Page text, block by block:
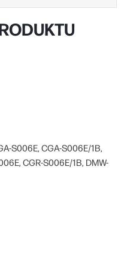
S006E, CGA-S006E/1B,
CGR-S006E/1B, DMW-